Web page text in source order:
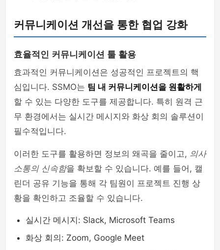
커뮤니케이션 개선을 통한 협업 강화
효율적인 커뮤니케이션 툴 활용
효과적인 커뮤니케이션은 성공적인 프로젝트의 핵
심입니다. SSMO는 팀 내 커뮤니케이션을 원활하게
할 수 있는 다양한 도구를 제공합니다. 특히 원격 근
무 환경에서는 실시간 메시지와 화상 회의 솔루션이
필수적입니다.
이러한 도구를 활용하면 정보의 왜곡을 줄이고, 의사
소통의 신속함을 확보할 수 있습니다. 예를 들어, 캘
린더 공유 기능을 통해 각 팀원이 프로젝트 진행 상
황을 확인하고 조율할 수 있습니다.
실시간 메시지: Slack, Microsoft Teams
화상 회의: Zoom, Google Meet